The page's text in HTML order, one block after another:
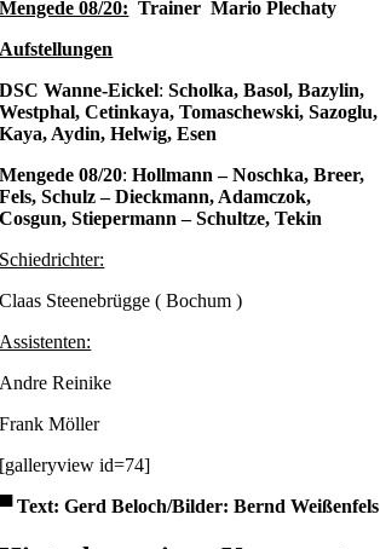
Mengede 08/20: Trainer Mario Plechaty
Aufstellungen
DSC Wanne-Eickel:Scholka, Basol, Bazylin,
Westphal, Cetinkaya, Tomaschewski, Sazoglu,
Kaya, Aydin, Helwig, Esen
Mengede 08/20:Hollmann – Noschka, Breer,
Fels, Schulz – Dieckmann, Adamczok,
Cosgun, Stiepermann – Schultze, Tekin
Schiedrichter:
Claas Steenebrügge ( Bochum )
Assistenten:
Andre Reinike
Frank Möller
[galleryview id=74]
▀Text: Gerd Beloch/Bilder: Bernd Weißenfels